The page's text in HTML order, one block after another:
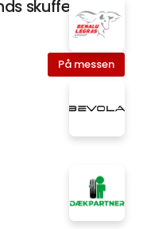
skuffer
På messen